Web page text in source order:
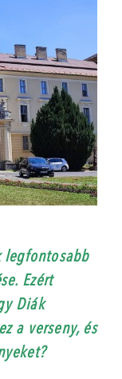
legfontosabb
Ezért
Diák
a verseny, és